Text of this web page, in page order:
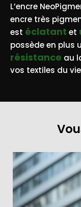
L’encre
encre très
est éclatant et
possède en plus
résistance au
vos textiles du